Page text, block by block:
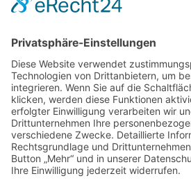
KONTAKT
PRESSE
SOCIAL MEDIA KIT
PARTNER WERDEN
NEWSLETTER
ENGLISH INFORMATION